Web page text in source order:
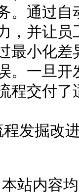
。通过
，并让
最小化
。一旦
程交付
本站内容